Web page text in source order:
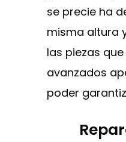
se precie ha
misma altura
las piezas
avanzados
poder